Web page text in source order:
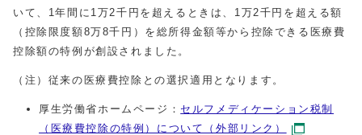
いて、1年間に1万2千円を超えるときは、1万2千円を超える額
（控除限度額8万8千円）を総所得金額等から控除できる医療費
控除額の特例が創設されました。
（注）従来の医療費控除との選択適用となります。
厚生労働省ホームページ： セルフメディケーション税制
（医療費控除の特例）について（外部リンク）